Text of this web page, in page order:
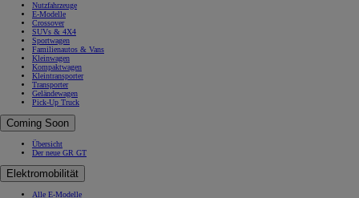
Nutzfahrzeuge
E-Modelle
Crossover
SUVs & 4X4
Sportwagen
Familienautos & Vans
Kleinwagen
Kompaktwagen
Kleintransporter
Transporter
Geländewagen
Pick-Up Truck
Coming Soon
Übersicht
Der neue GR GT
Elektromobilität
Alle E-Modelle